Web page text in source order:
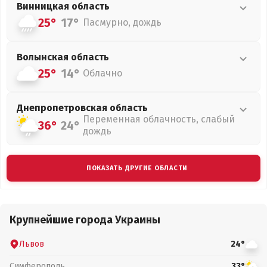
Винницкая область
25° 17° Пасмурно, дождь
Волынская область
25° 14° Облачно
Днепропетровская область
36° 24° Переменная облачность, слабый
дождь
ПОКАЗАТЬ ДРУГИЕ ОБЛАСТИ
Крупнейшие города Украины
Львов 24°